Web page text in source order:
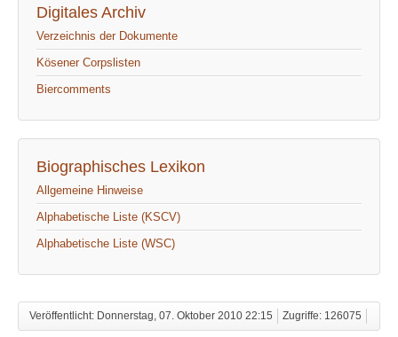
Digitales Archiv
Verzeichnis der Dokumente
Kösener Corpslisten
Biercomments
Biographisches Lexikon
Allgemeine Hinweise
Alphabetische Liste (KSCV)
Alphabetische Liste (WSC)
Veröffentlicht: Donnerstag, 07. Oktober 2010 22:15 Zugriffe: 126075